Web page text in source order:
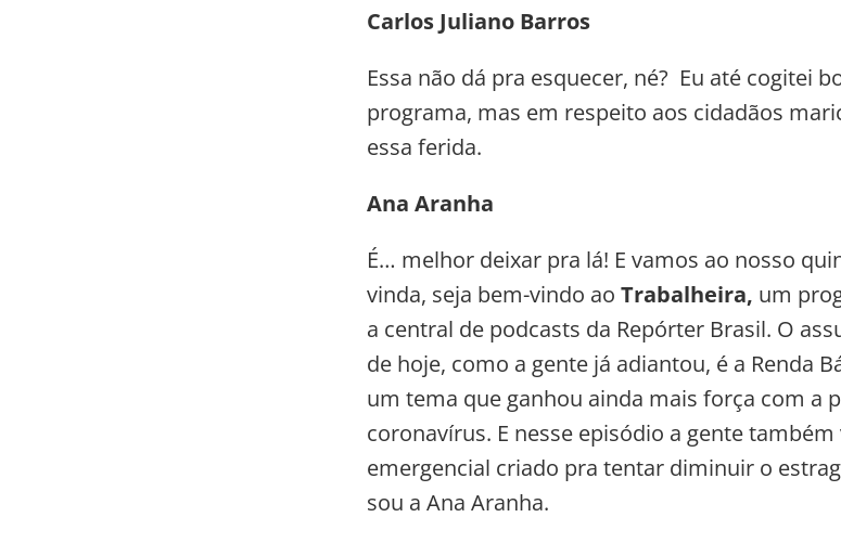
Carlos Juliano Barros
Essa não dá pra esquecer, né? Eu até cogitei
programa, mas em respeito aos cidadãos
essa ferida.
Ana Aranha
É… melhor deixar pra lá! E vamos ao nosso
vinda, seja bem-vindo ao Trabalheira, um
a central de podcasts da Repórter Brasil. O
de hoje, como a gente já adiantou, é a Renda
um tema que ganhou ainda mais força com a
coronavírus. E nesse episódio a gente
emergencial criado pra tentar diminuir o
sou a Ana Aranha.